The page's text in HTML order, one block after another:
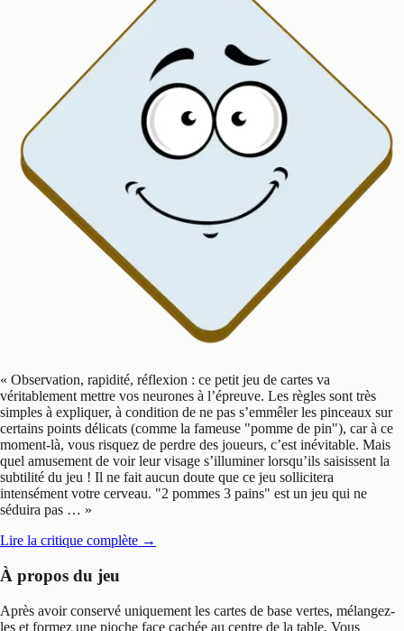
« Observation, rapidité, réflexion : ce petit jeu de cartes va
véritablement mettre vos neurones à l’épreuve. Les règles sont très
simples à expliquer, à condition de ne pas s’emmêler les pinceaux sur
certains points délicats (comme la fameuse "pomme de pin"), car à ce
moment-là, vous risquez de perdre des joueurs, c’est inévitable. Mais
quel amusement de voir leur visage s’illuminer lorsqu’ils saisissent la
subtilité du jeu ! Il ne fait aucun doute que ce jeu sollicitera
intensément votre cerveau. "2 pommes 3 pains" est un jeu qui ne
séduira pas … »
Lire la critique complète →
À propos du jeu
Après avoir conservé uniquement les cartes de base vertes, mélangez-
les et formez une pioche face cachée au centre de la table. Vous